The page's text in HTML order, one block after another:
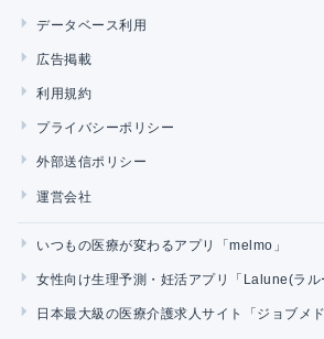
データベース利用
広告掲載
利用規約
プライバシーポリシー
外部送信ポリシー
運営会社
いつもの医療が変わるアプリ「melmo」
女性向け生理予測・妊活アプリ「Lalune(ラル
日本最大級の医療介護求人サイト「ジョブメド